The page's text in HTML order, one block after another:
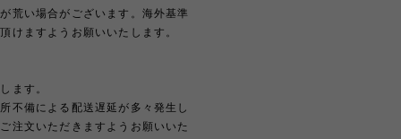
荒い場合がございます。海外基準
けますようお願いいたします。
ます。
不備による配送遅延が多々発生し
注文いただきますようお願いいた